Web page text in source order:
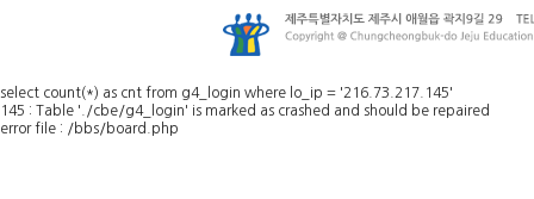
select count(*) as cnt from g4_login where lo_ip = '216.73.217.145'
145 : Table './cbe/g4_login' is marked as crashed and should be repaired
error file : /bbs/board.php